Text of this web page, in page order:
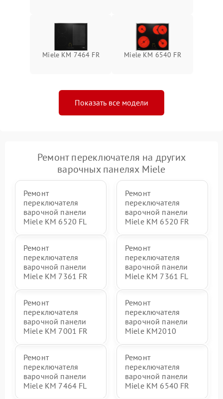
Miele KM 7464 FR Miele KM 6540 FR
Показать все модели
Ремонт переключателя на других
варочных панелях Miele
Ремонт
переключателя
варочной панели
Miele KM 6520 FL
Ремонт
переключателя
варочной панели
Miele KM 6520 FR
Ремонт
переключателя
варочной панели
Miele KM 7361 FR
Ремонт
переключателя
варочной панели
Miele KM 7361 FL
Ремонт
переключателя
варочной панели
Miele KM 7001 FR
Ремонт
переключателя
варочной панели
Miele KM2010
Ремонт
переключателя
варочной панели
Miele KM 7464 FL
Ремонт
переключателя
варочной панели
Miele KM 6540 FR